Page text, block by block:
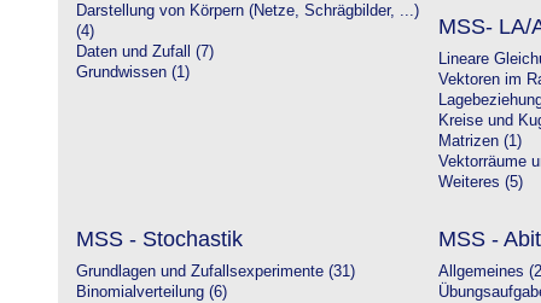
Darstellung von Körpern (Netze, Schrägbilder, ...)
(4)
Daten und Zufall (7)
Grundwissen (1)
MSS- LA/
Lineare
Vektoren im
Kreise und
Matrizen (1)
Vektorräume
Weiteres (5)
MSS - Stochastik
Grundlagen und Zufallsexperimente (31)
Binomialverteilung (6)
MSS -
Allgemeines